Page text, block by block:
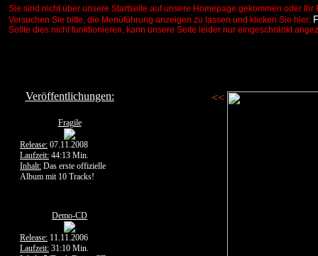
Sie sind nicht über unsere Startseite auf unsere Homepage gekommen oder
Versuchen Sie bitte, die Menüführung anzeigen zu lassen und klicken Sie hier:
Sollte dies nicht funktionieren, kann unsere Seite leider nur eingeschränkt
Veröffentlichungen:
Fragile
Release: 07.11.2008
Laufzeit: 44:13 Min.
Inhalt: Das erste offizielle
Album mit 10 Tracks!
Demo-CD
Release: 11.11.2006
Laufzeit: 31:10 Min.
<<